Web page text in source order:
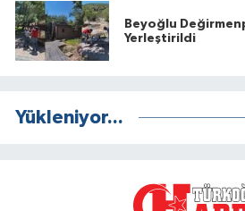
Beyoğlu
Yerleştirildi
Yükleniyor...